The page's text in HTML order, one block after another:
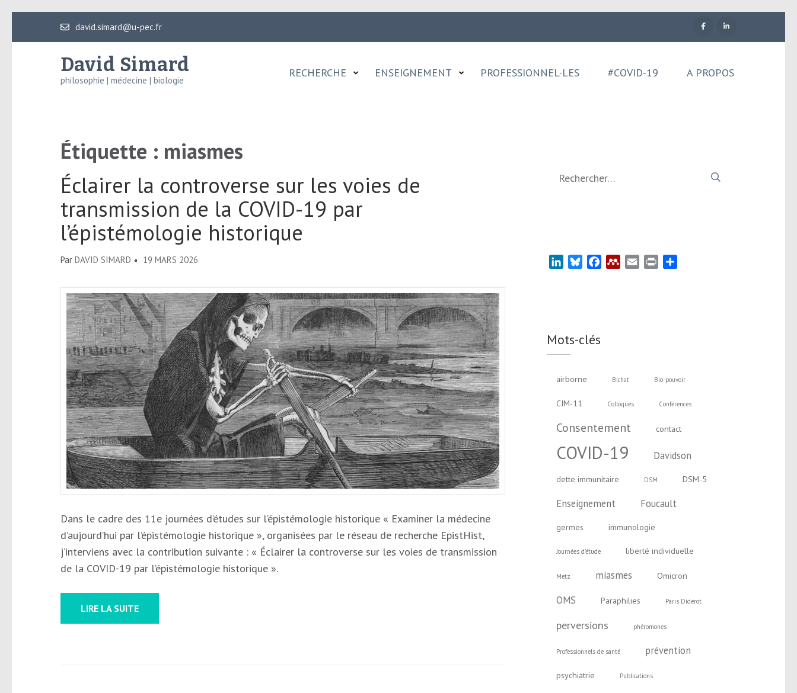
david.simard@u-pec.fr
David Simard
philosophie | médecine | biologie
RECHERCHE ENSEIGNEMENT PROFESSIONNEL·LES #COVID-19 A PROPOS
Étiquette : miasmes
Éclairer la controverse sur les voies de
transmission de la COVID-19 par
l’épistémologie historique
Par DAVID SIMARD 19 MARS 2026
Dans le cadre des 11e journées d’études sur l’épistémologie historique « Examiner la médecine
d’aujourd’hui par l’épistémologie historique », organisées par le réseau de recherche EpistHist,
j’interviens avec la contribution suivante : « Éclairer la controverse sur les voies de transmission
de la COVID-19 par l’épistémologie historique ».
LIRE LA SUITE
LinkedInBlueskyFacebookMendeley
Email Print
Mots-clés
airborne Bichat Bio-pouvoir
CIM-11 Colloques Conférences
Consentement contact
COVID-19 Davidson
dette immunitaire DSM DSM-5
Enseignement Foucault
germes immunologie
Journées d'étude liberté individuelle
Metz miasmes Omicron
OMS Paraphilies Paris Diderot
perversions phéromones
Professionnels de santé prévention
psychiatrie Publications